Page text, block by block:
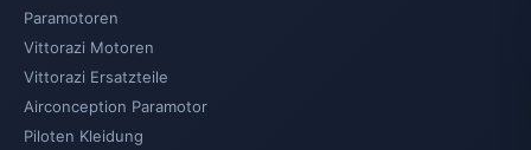
Paramotoren
Vittorazi Motoren
Vittorazi Ersatzteile
Airconception Paramotor
Piloten Kleidung